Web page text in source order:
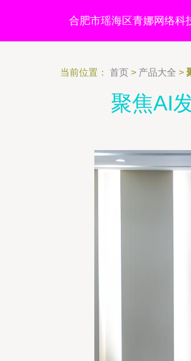
合肥市瑶海区青娜网络科
当前位置： 首页 > 产品大全 >
聚焦AI